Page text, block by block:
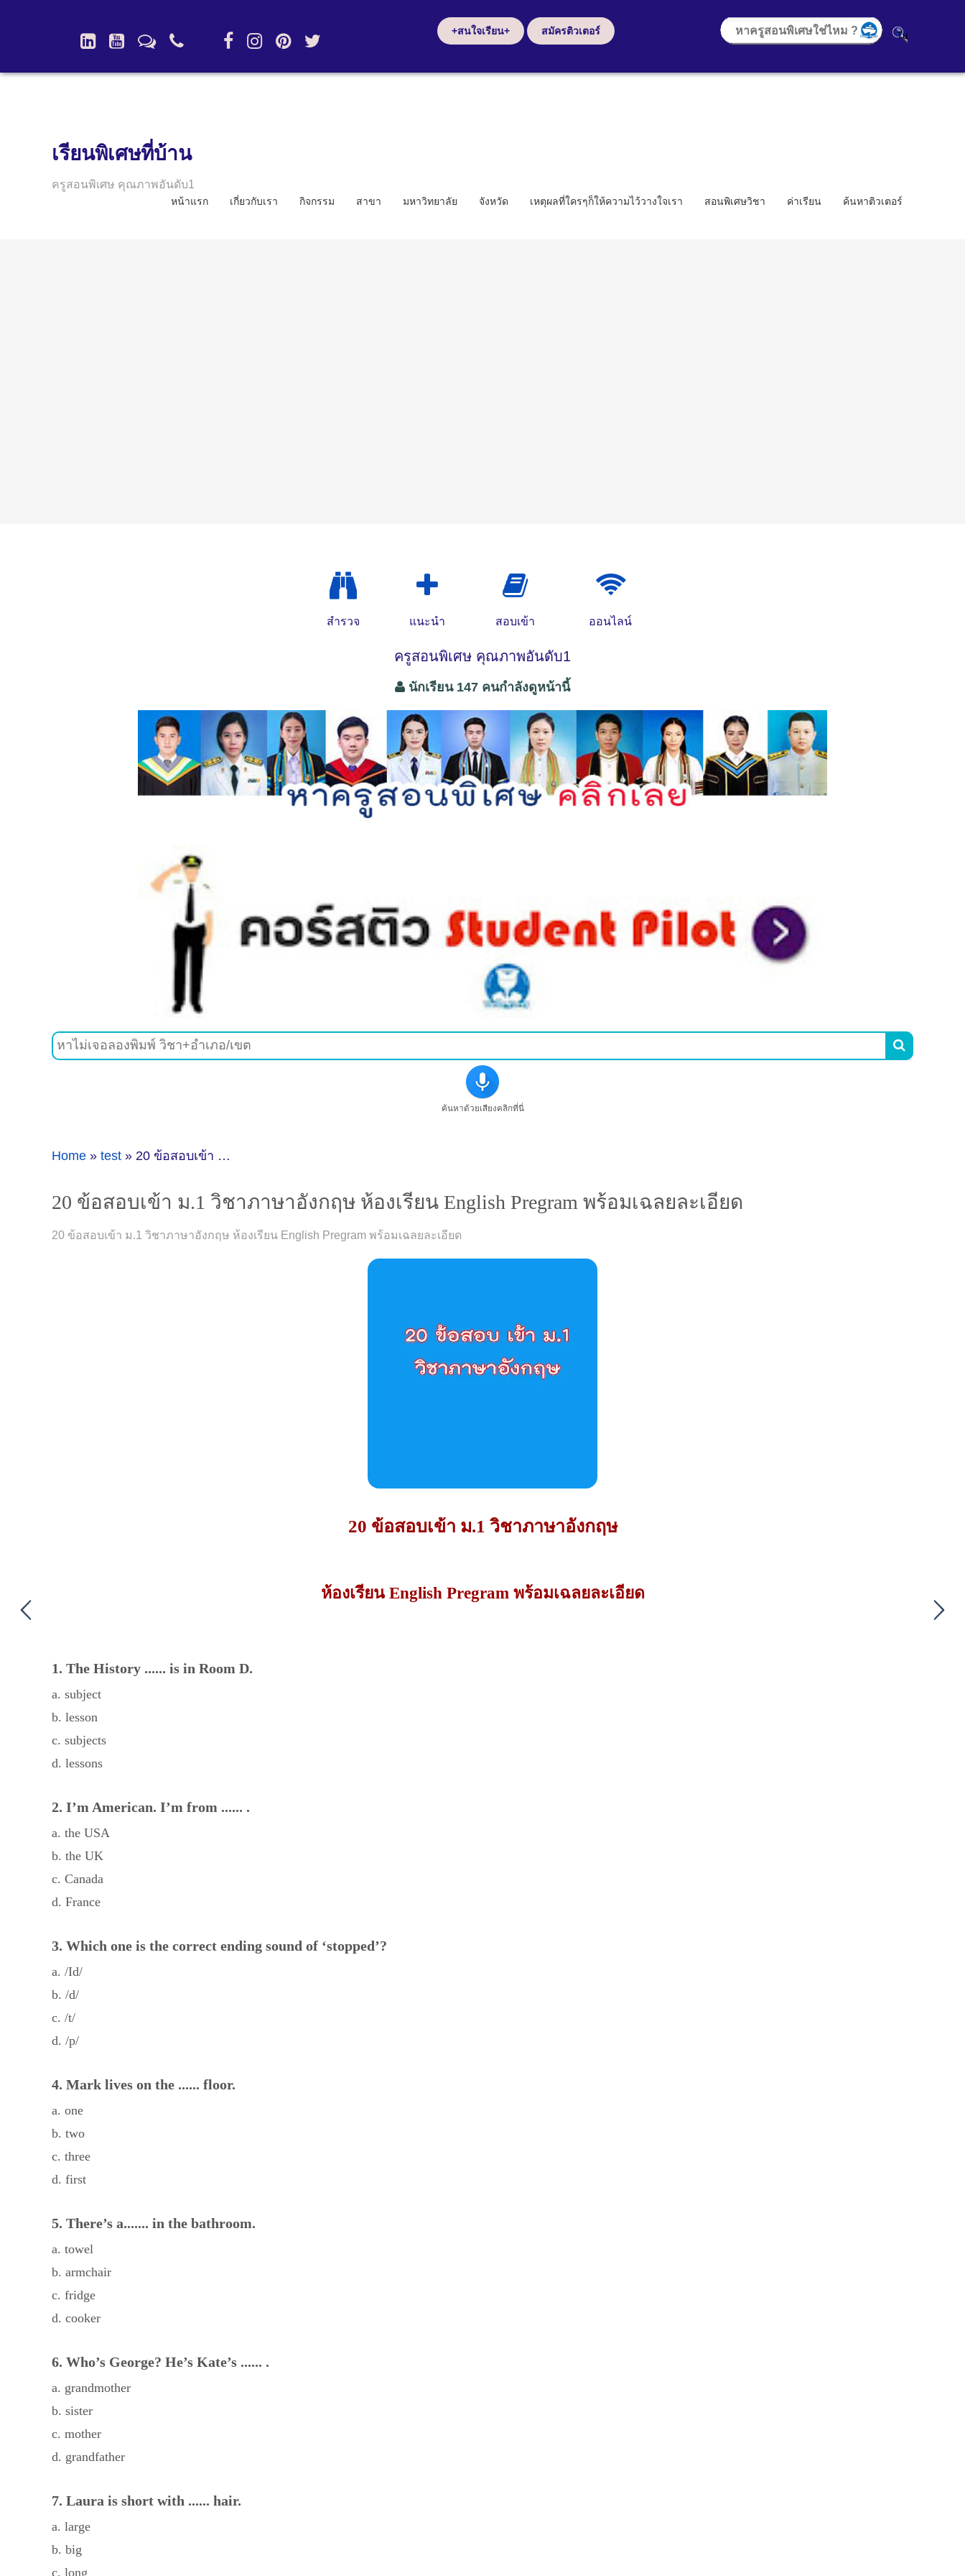
+สนใจเรียน+ สมัครติวเตอร์
เรียนพิเศษที่บ้าน
ครูสอนพิเศษ คุณภาพอันดับ1
หน้าแรก เกี่ยวกับเรา กิจกรรม สาขา มหาวิทยาลัย จังหวัด เหตุผลที่ใครๆก็ให้ความไว้วางใจเรา สอนพิเศษวิชา ค่าเรียน ค้นหาติวเตอร์
สำรวจ แนะนำ สอบเข้า ออนไลน์
ครูสอนพิเศษ คุณภาพอันดับ1
นักเรียน 147 คนกำลังดูหน้านี้

ค้นหาด้วยเสียงคลิกที่นี่
Home » test » 20 ข้อสอบเข้า ม.1 วิชาภาษาอังกฤษ ห้องเรียน English Pregram พร้อมเฉลยละเอียด
20 ข้อสอบเข้า ม.1 วิชาภาษาอังกฤษ ห้องเรียน English Pregram พร้อมเฉลยละเอียด
20 ข้อสอบเข้า ม.1 วิชาภาษาอังกฤษ ห้องเรียน English Pregram พร้อมเฉลยละเอียด
20 ข้อสอบเข้า ม.1 วิชาภาษาอังกฤษ
ห้องเรียน English Pregram พร้อมเฉลยละเอียด
1. The History ...... is in Room D.
a. subject
b. lesson
c. subjects
d. lessons
2. I’m American. I’m from ...... .
a. the USA
b. the UK
c. Canada
d. France
3. Which one is the correct ending sound of ‘stopped’?
a. /Id/
b. /d/
c. /t/
d. /p/
4. Mark lives on the ...... floor.
a. one
b. two
c. three
d. first
5. There’s a....... in the bathroom.
a. towel
b. armchair
c. fridge
d. cooker
6. Who’s George? He’s Kate’s ...... .
a. grandmother
b. sister
c. mother
d. grandfather
7. Laura is short with ...... hair.
a. large
b. big
c. long